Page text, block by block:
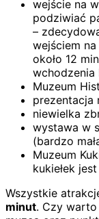
wejście na
podziwiać
–
wejściem
około 12
wchodzenia
Muzeum
prezentacja
niewielka
wystawa w
(bardzo
Muzeum
kukiełek
Wszystkie
minut. Czy warto